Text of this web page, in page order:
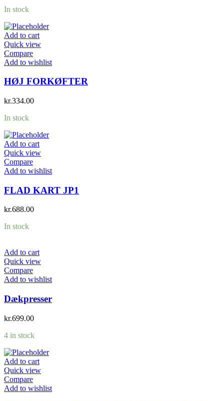
In stock
Add to cart
Quick view
Compare
Add to wishlist
HØJ FORKØFTER
kr.334.00
In stock
Add to cart
Quick view
Compare
Add to wishlist
FLAD KART JP1
kr.688.00
In stock
Add to cart
Quick view
Compare
Add to wishlist
Dækpresser
kr.699.00
4 in stock
Add to cart
Quick view
Compare
Add to wishlist